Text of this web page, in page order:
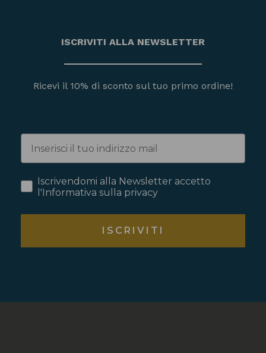
ISCRIVITI ALLA NEWSLETTER
Ricevi il 10% di sconto sul tuo primo ordine!
Iscrivendomi alla Newsletter accetto
l'Informativa sulla privacy
ISCRIVITI